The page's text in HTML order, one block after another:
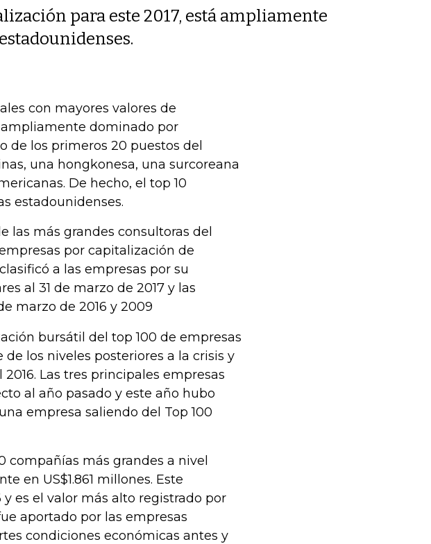
para este 2017, está ampliamente
con mayores valores de
ampliamente dominado por
de los primeros 20 puestos del
una hongkonesa, una surcoreana
De hecho, el top 10
estadounidenses.
las más grandes consultoras del
por capitalización de
a las empresas por su
al 31 de marzo de 2017 y las
marzo de 2016 y 2009
bursátil del top 100 de empresas
los niveles posteriores a la crisis y
Las tres principales empresas
al año pasado y este año hubo
empresa saliendo del Top 100
compañías más grandes a nivel
en US$1.861 millones. Este
es el valor más alto registrado por
aportado por las empresas
condiciones económicas antes y